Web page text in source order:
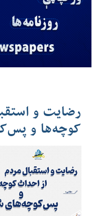
رضایت و
کوچه‌ها و